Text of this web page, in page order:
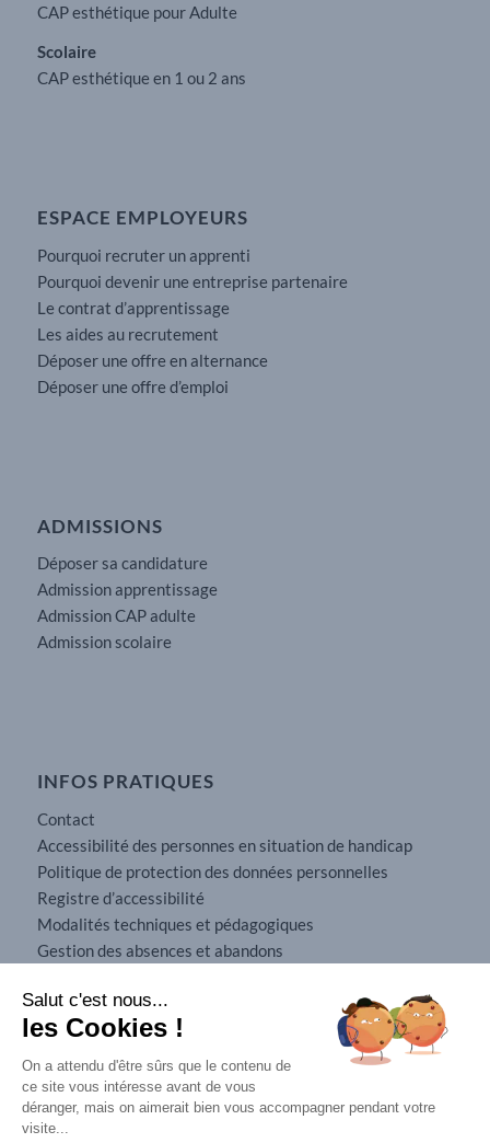
Salut c'est nous...
les Cookies !
On a attendu d'être sûrs que le contenu de
ce site vous intéresse avant de vous
déranger, mais on aimerait bien vous accompagner pendant votre
visite...
CAP esthétique pour Adulte
Scolaire
CAP esthétique en 1 ou 2 ans
ESPACE EMPLOYEURS
Pourquoi recruter un apprenti
Pourquoi devenir une entreprise partenaire
Le contrat d’apprentissage
Les aides au recrutement
Déposer une offre en alternance
Déposer une offre d’emploi
ADMISSIONS
Déposer sa candidature
Admission apprentissage
Admission CAP adulte
Admission scolaire
INFOS PRATIQUES
Contact
Accessibilité des personnes en situation de handicap
Politique de protection des données personnelles
Registre d’accessibilité
Modalités techniques et pédagogiques
Gestion des absences et abandons
Mobilité internationale
Mentions légales